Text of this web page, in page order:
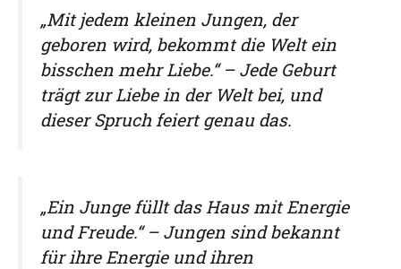
„Mit jedem kleinen Jungen, der
geboren wird, bekommt die Welt ein
bisschen mehr Liebe.“ – Jede Geburt
trägt zur Liebe in der Welt bei, und
dieser Spruch feiert genau das.
„Ein Junge füllt das Haus mit Energie
und Freude.“ – Jungen sind bekannt
für ihre Energie und ihren